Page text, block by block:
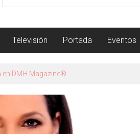
Televisión Portada Eventos
con récord de jonrones a los 23 años